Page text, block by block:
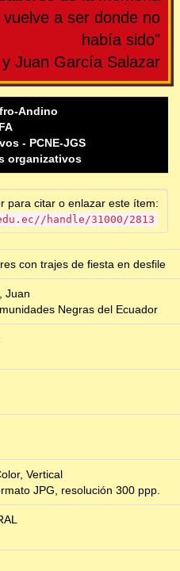
a ser donde no
había sido"
Juan García Salazar
Andino
- PCNE-JGS
organizativos
para citar o enlazar este ítem:
handle/31000/2813
con trajes de fiesta en desfile
Juan
Negras del Ecuador
Vertical
JPG, resolución 300 ppp.